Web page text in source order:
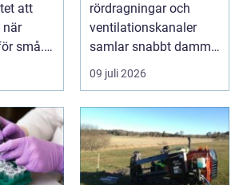
att
när
små.
rördragningar och
ventilationskanaler
samlar snabbt damm,
smuts och partiklar. I
09 juli 2026